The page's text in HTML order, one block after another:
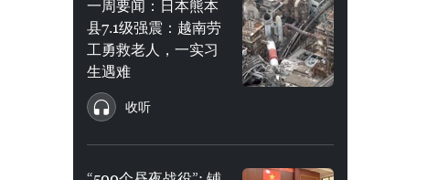
一周要闻：日本熊本
县7.1级强震：越南劳
工勇救老人，一实习
生遇难
收听